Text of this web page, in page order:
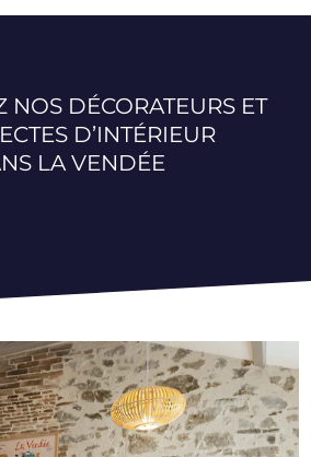
NOS DÉCORATEURS ET
D’INTÉRIEUR
LA VENDÉE